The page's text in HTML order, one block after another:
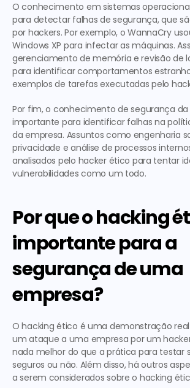
O conhecimento em sistemas
para detectar falhas de segurança, que
por hackers. Por exemplo, o WannaCry
Windows XP para infectar as máquinas.
gerenciamento de memória e revisão de
para identificar comportamentos
exemplos de tarefas executadas pelo
Por fim, o conhecimento de segurança
importante para identificar falhas na
da empresa. Assuntos como engenharia
privacidade e análise de processos
analisados pelo hacker ético para tentar
vulnerabilidades como um todo.
Por que o hacking
importante para a
segurança de uma
empresa?
O hacking ético é uma demonstração
um ataque a uma empresa por um
nada melhor do que a prática para testar
seguros ou não. Além disso, há outros
a serem considerados sobre o hacking